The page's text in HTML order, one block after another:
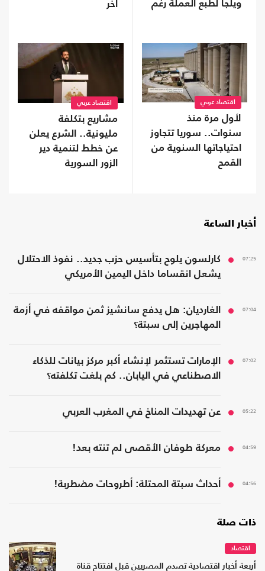
ويلجأ لطبع العملة رغم
آخر
اقتصاد عربي
لأول مرة منذ
سنوات.. سوريا تتجاوز
احتياجاتها السنوية من
القمح
اقتصاد عربي
مشاريع بتكلفة
مليونية.. الشرع يعلن
عن خطط لتنمية دير
الزور السورية
أخبار الساعة
07:25
كارلسون يلوح بتأسيس حزب جديد.. نفوذ الاحتلال
يشعل انقساما داخل اليمين الأمريكي
07:04
الغارديان: هل يدفع سانشيز ثمن مواقفه في أزمة
المهاجرين إلى سبتة؟
07:02
الإمارات تستثمر لإنشاء أكبر مركز بيانات للذكاء
الاصطناعي في اليابان.. كم بلغت تكلفته؟
05:22 عن تهديدات المناخ في المغرب العربي
04:59 معركة طوفان الأقصى لم تنته بعد!
04:56 أحداث سبتة المحتلة: أطروحات مضطربة!
ذات صلة
اقتصاد
أربعة أخبار اقتصادية تصدم المصريين قبل افتتاح قناة